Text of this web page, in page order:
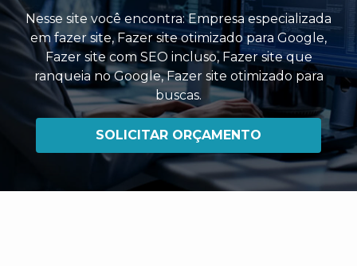
Nesse site você encontra:Empresa especializada
em fazer site,Fazer site otimizado para Google,
Fazer site com SEO incluso, Fazer site que
ranqueia no Google,Fazer site otimizado para
buscas.
SOLICITAR ORÇAMENTO